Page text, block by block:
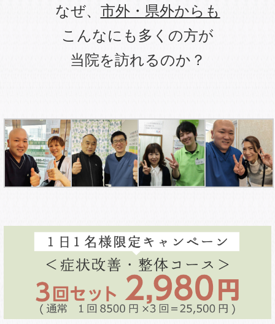
なぜ、 市外・県外からも
こんなにも多くの方が
当院を訪れるのか？